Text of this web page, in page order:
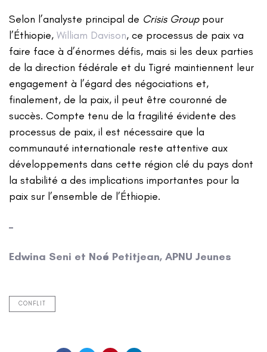
Selon l’analyste principal de Crisis Grouppour
l’Éthiopie, William Davison, ce processus de paix va
faire face à d’énormes défis, mais si les deux parties
de la direction fédérale et du Tigré maintiennent leur
engagement à l’égard des négociations et,
finalement, de la paix, il peut être couronné de
succès. Compte tenu de la fragilité évidente des
processus de paix, il est nécessaire que la
communauté internationale reste attentive aux
développements dans cette région clé du pays dont
la stabilité a des implications importantes pour la
paix sur l’ensemble de l’Éthiopie.
–
Edwina Seni et Noé Petitjean, APNU Jeunes
CONFLIT